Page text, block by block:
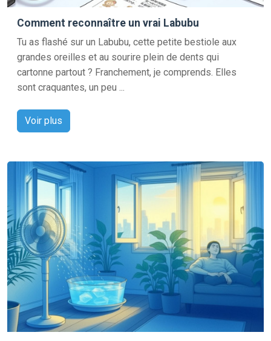
Comment reconnaître un vrai Labubu
Tu as flashé sur un Labubu, cette petite bestiole aux
grandes oreilles et au sourire plein de dents qui
cartonne partout ? Franchement, je comprends. Elles
sont craquantes, un peu ...
Voir plus